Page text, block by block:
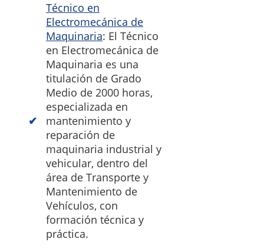
Técnico en
Electromecánica de
Maquinaria: El Técnico
en Electromecánica de
Maquinaria es una
titulación de Grado
Medio de 2000 horas,
especializada en
mantenimiento y
reparación de
maquinaria industrial y
vehicular, dentro del
área de Transporte y
Mantenimiento de
Vehículos, con
formación técnica y
práctica.